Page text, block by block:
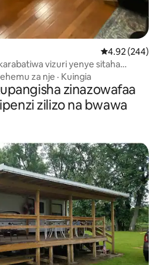
Ukadiriaji wa
4.92 (244)
vizuri yenye sitaha
za nje · Kuingia
zinazowafaa
zilizo na bwawa